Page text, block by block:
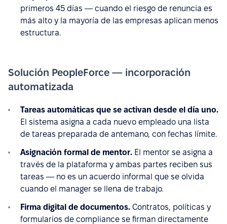
primeros 45 días — cuando el riesgo de renuncia es
más alto y la mayoría de las empresas aplican menos
estructura.
Solución PeopleForce — incorporación
automatizada
Tareas automáticas que se activan desde el día uno.
El sistema asigna a cada nuevo empleado una lista
de tareas preparada de antemano, con fechas límite.
Asignación formal de mentor. El mentor se asigna a
través de la plataforma y ambas partes reciben sus
tareas — no es un acuerdo informal que se olvida
cuando el manager se llena de trabajo.
Firma digital de documentos. Contratos, políticas y
formularios de compliance se firman directamente